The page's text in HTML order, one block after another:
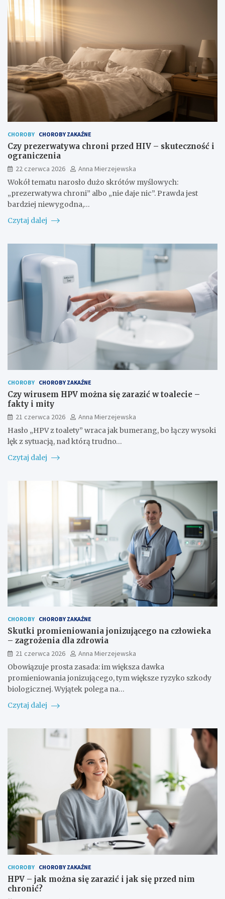
CHOROBY CHOROBY ZAKAŹNE
Czy prezerwatywa chroni przed HIV – skuteczność i
ograniczenia
22 czerwca 2026
Anna Mierzejewska
Wokół tematu narosło dużo skrótów myślowych:
„prezerwatywa chroni” albo „nie daje nic”. Prawda jest
bardziej niewygodna,…
Czytaj dalej
CHOROBY CHOROBY ZAKAŹNE
Czy wirusem HPV można się zarazić w toalecie –
fakty i mity
21 czerwca 2026
Anna Mierzejewska
Hasło „HPV z toalety” wraca jak bumerang, bo łączy wysoki
lęk z sytuacją, nad którą trudno…
Czytaj dalej
CHOROBY CHOROBY ZAKAŹNE
Skutki promieniowania jonizującego na człowieka
– zagrożenia dla zdrowia
21 czerwca 2026
Anna Mierzejewska
Obowiązuje prosta zasada: im większa dawka
promieniowania jonizującego, tym większe ryzyko szkody
biologicznej. Wyjątek polega na…
Czytaj dalej
CHOROBY CHOROBY ZAKAŹNE
HPV – jak można się zarazić i jak się przed nim
chronić?